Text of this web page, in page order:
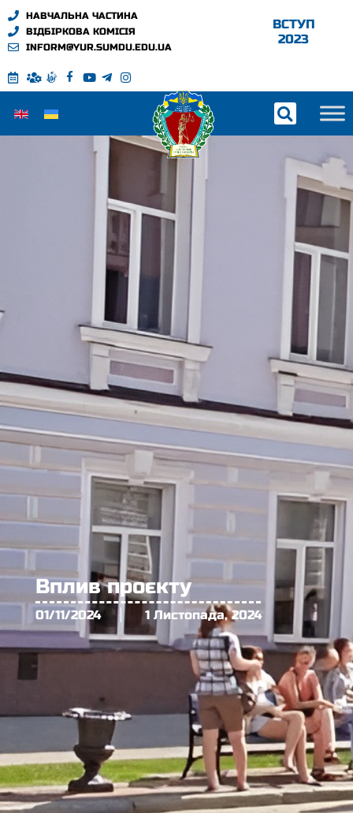
НАВЧАЛЬНА ЧАСТИНА
ВІДБІРКОВА КОМІСІЯ
INFORM@YUR.SUMDU.EDU.UA
ВСТУП
2023
Вплив проєкту
01/11/2024 1 Листопада, 2024